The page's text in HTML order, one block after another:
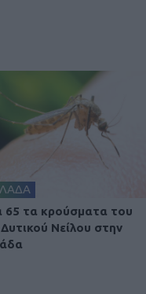
65 τα κρούσματα του
Δυτικού Νείλου στην